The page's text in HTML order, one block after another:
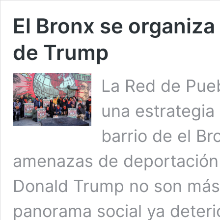
El Bronx se
de Trump
La Red de
una
barrio de el
amenazas de
Donald Trump no son
panorama social ya